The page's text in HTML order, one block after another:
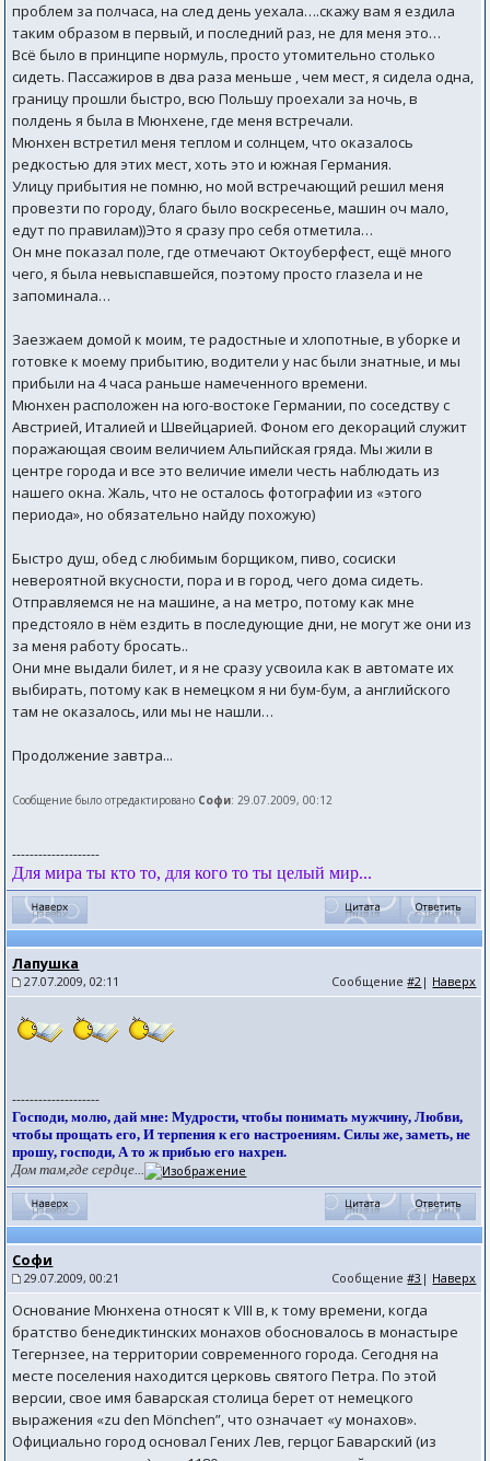
проблем за полчаса, на след день уехала….скажу вам я ездила
таким образом в первый, и последний раз, не для меня это…
Всё было в принципе нормуль, просто утомительно столько
сидеть. Пассажиров в два раза меньше , чем мест, я сидела одна,
границу прошли быстро, всю Польшу проехали за ночь, в
полдень я была в Мюнхене, где меня встречали.
Мюнхен встретил меня теплом и солнцем, что оказалось
редкостью для этих мест, хоть это и южная Германия.
Улицу прибытия не помню, но мой встречающий решил меня
провезти по городу, благо было воскресенье, машин оч мало,
едут по правилам))Это я сразу про себя отметила…
Он мне показал поле, где отмечают Октоуберфест, ещё много
чего, я была невыспавшейся, поэтому просто глазела и не
запоминала…
Заезжаем домой к моим, те радостные и хлопотные, в уборке и
готовке к моему прибытию, водители у нас были знатные, и мы
прибыли на 4 часа раньше намеченного времени.
Мюнхен расположен на юго-востоке Германии, по соседству с
Австрией, Италией и Швейцарией. Фоном его декораций служит
поражающая своим величием Альпийская гряда. Мы жили в
центре города и все это величие имели честь наблюдать из
нашего окна. Жаль, что не осталось фотографии из «этого
периода», но обязательно найду похожую)
Быстро душ, обед с любимым борщиком, пиво, сосиски
невероятной вкусности, пора и в город, чего дома сидеть.
Отправляемся не на машине, а на метро, потому как мне
предстояло в нём ездить в последующие дни, не могут же они из
за меня работу бросать..
Они мне выдали билет, и я не сразу усвоила как в автомате их
выбирать, потому как в немецком я ни бум-бум, а английского
там не оказалось, или мы не нашли…
Продолжение завтра...
Сообщение было отредактировано Софи: 29.07.2009, 00:12
--------------------
Для мира ты кто то, для кого то ты целый мир...
Лапушка
27.07.2009, 02:11 Сообщение#2 | Наверх
--------------------
Господи, молю, дай мне: Мудрости, чтобы понимать мужчину, Любви,
чтобы прощать его, И терпения к его настроениям. Силы же, заметь, не
прошу, господи, А то ж прибью его нахрен.
Дом там,где сердце...
Софи
29.07.2009, 00:21 Сообщение#3 | Наверх
Основание Мюнхена относят к VIII в, к тому времени, когда
братство бенедиктинских монахов обосновалось в монастыре
Тегернзее, на территории современного города. Сегодня на
месте поселения находится церковь святого Петра. По этой
версии, свое имя баварская столица берет от немецкого
выражения «zu den Mönchen”, что означает «у монахов».
Официально город основал Гених Лев, герцог Баварский (из